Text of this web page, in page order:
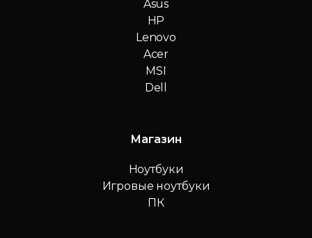
Asus
HP
Lenovo
Acer
MSI
Dell
Магазин
Ноутбуки
Игровые ноутбуки
ПК